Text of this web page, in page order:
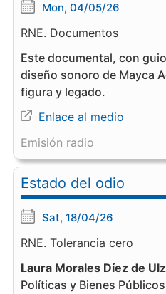
Mon, 04/05/26
RNE. Documentos
Este documental, con
diseño sonoro de Mayca
figura y legado.
Enlace al medio
Emisión radio
Estado del odio
Sat, 18/04/26
RNE. Tolerancia cero
Laura Morales Díez de
Políticas y Bienes